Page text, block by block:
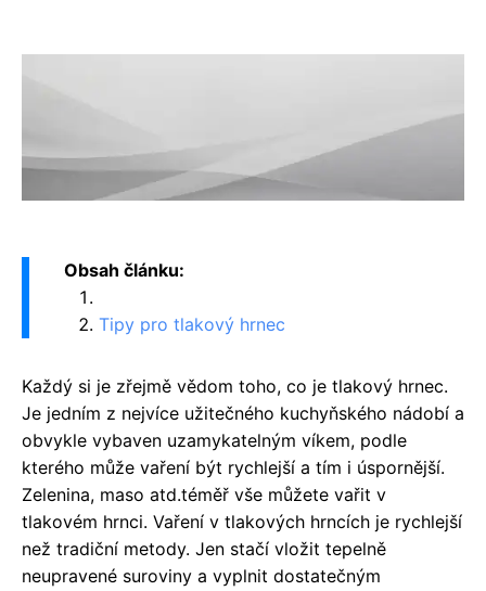
Obsah článku:
Tipy pro tlakový hrnec
Každý si je zřejmě vědom toho, co je tlakový hrnec.
Je jedním z nejvíce užitečného kuchyňského nádobí a
obvykle vybaven uzamykatelným víkem, podle
kterého může vaření být rychlejší a tím i úspornější.
Zelenina, maso atd.téměř vše můžete vařit v
tlakovém hrnci. Vaření v tlakových hrncích je rychlejší
než tradiční metody. Jen stačí vložit tepelně
neupravené suroviny a vyplnit dostatečným